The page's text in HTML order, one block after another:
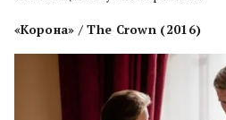
«Корона» / The Crown (2016)